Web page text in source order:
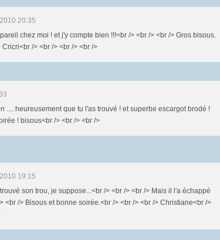
20:35
chez moi ! et j'y compte bien !!!<br /> <br /> <br /> Gros bisous.
Cricri<br /> <br /> <br /> <br />
.... heureusement que tu l'as trouvé ! et superbe escargot brodé !
! bisous<br /> <br /> <br />
19:15
son trou, je suppose...<br /> <br /> <br /> Mais il l'a échappé
<br /> Bisous et bonne soirée.<br /> <br /> <br /> Christiane<br />